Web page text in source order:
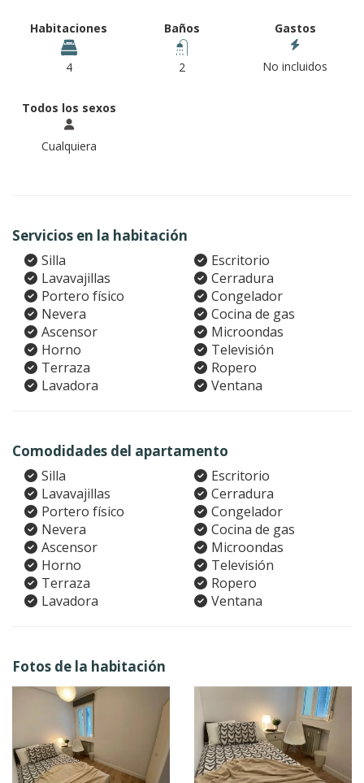
Habitaciones
4
Baños
2
Gastos
No incluidos
Todos los sexos
Cualquiera
Servicios en la habitación
Silla
Escritorio
Lavavajillas
Cerradura
Portero físico
Congelador
Nevera
Cocina de gas
Ascensor
Microondas
Horno
Televisión
Terraza
Ropero
Lavadora
Ventana
Comodidades del apartamento
Silla
Escritorio
Lavavajillas
Cerradura
Portero físico
Congelador
Nevera
Cocina de gas
Ascensor
Microondas
Horno
Televisión
Terraza
Ropero
Lavadora
Ventana
Fotos de la habitación